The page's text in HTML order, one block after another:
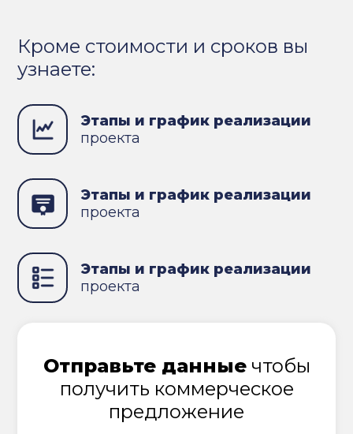
Кроме стоимости и сроков вы
узнаете:
Этапы и график реализации
проекта
Этапы и график реализации
проекта
Этапы и график реализации
проекта
Отправьте данныечтобы
получить коммерческое
предложение